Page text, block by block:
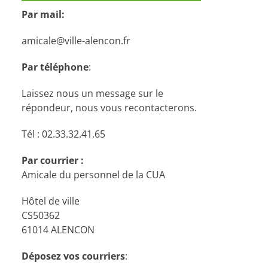
Par mail:
amicale@ville-alencon.fr
Par téléphone:
Laissez nous un message sur le
répondeur, nous vous recontacterons.
Tél : 02.33.32.41.65
Par courrier :
Amicale du personnel de la CUA
Hôtel de ville
CS50362
61014 ALENCON
Déposez vos courriers: